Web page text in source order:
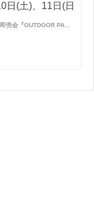
日(土)、11日(日
売会『OUTDOOR PA…